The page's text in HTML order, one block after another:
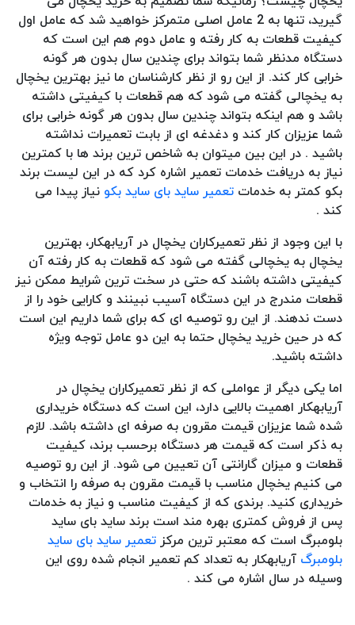
گیرید، تنها به 2 عامل اصلی متمرکز خواهید شد که عامل اول
کیفیت قطعات به کار رفته و عامل دوم هم این است که
دستگاه مدنظر شما بتواند برای چندین سال بدون هر گونه
خرابی کار کند. از این رو از نظر کارشناسان ما نیز بهترین یخچال
به یخچالی گفته می شود که هم قطعات با کیفیتی داشته
باشد و هم اینکه بتواند چندین سال بدون هر گونه خرابی برای
شما عزیزان کار کند و دغدغه ای از بابت تعمیرات نداشته
باشید . در این بین میتوان به شاخص ترین برند ها با کمترین
نیاز به دریافت خدمات تعمیر اشاره کرد که در این لیست برند
بکو کمتر به خدمات تعمیر ساید بای ساید بکو نیاز پیدا می
کند .
با این وجود از نظر تعمیرکاران یخچال در آریابهکار، بهترین
یخچال به یخچالی گفته می شود که قطعات به کار رفته آن
کیفیتی داشته باشند که حتی در سخت ترین شرایط ممکن نیز
قطعات مندرج در این دستگاه آسیب نبینند و کارایی خود را از
دست ندهند. از این رو توصیه ای که برای شما داریم این است
که در حین خرید یخچال حتما به این دو عامل توجه ویژه
داشته باشید.
اما یکی دیگر از عواملی که از نظر تعمیرکاران یخچال در
آریابهکار اهمیت بالایی دارد، این است که دستگاه خریداری
شده شما عزیزان قیمت مقرون به صرفه ای داشته باشد. لازم
به ذکر است که قیمت هر دستگاه برحسب برند، کیفیت
قطعات و میزان گارانتی آن تعیین می شود. از این رو توصیه
می کنیم یخچال مناسب با قیمت مقرون به صرفه را انتخاب و
خریداری کنید. برندی که از کیفیت مناسب و نیاز به خدمات
پس از فروش کمتری بهره مند است برند ساید بای ساید
بلومبرگ است که معتبر ترین مرکزتعمیر ساید بای ساید
بلومبرگ آریابهکار به تعداد کم تعمیر انجام شده روی این
وسیله در سال اشاره می کند .